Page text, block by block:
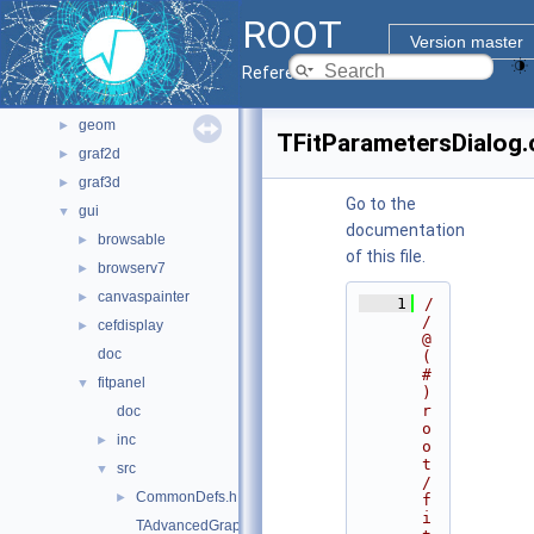
ROOT
Version master
Reference Guide
▼ File List
► bindings
► core
► documentation
► geom
► graf2d
► graf3d
▼ gui
► browsable
► browserv7
► canvaspainter
►
cefdisplay
doc
▼
fitpanel
doc
► inc
▼ src
►
CommonDefs.h
TAdvancedGraphicsDialog.cxx
Go to the
documentation
of this file.
    1
/
/
@
(
#
)
r
o
o
t
/
f
i